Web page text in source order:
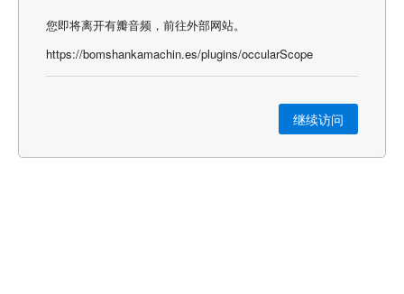
您即将离开有瓣音频，前往外部网站。
https://bomshankamachin.es/plugins/occularScope
继续访问